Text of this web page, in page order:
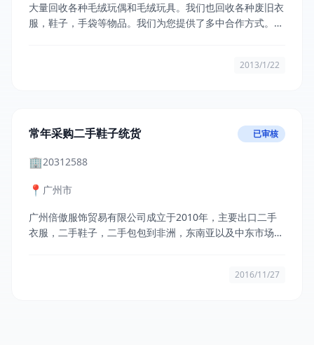
大量回收各种毛绒玩偶和毛绒玩具。我们也回收各种废旧衣
服，鞋子，手袋等物品。我们为您提供了多中合作方式。欢
2013/1/22
常年采购二手鞋子统货 已审核
🏢20312588
📍 广州市
广州倍傲服饰贸易有限公司成立于2010年，主要出口二手
衣服，二手鞋子，二手包包到非洲，东南亚以及中东市场。
2016/11/27